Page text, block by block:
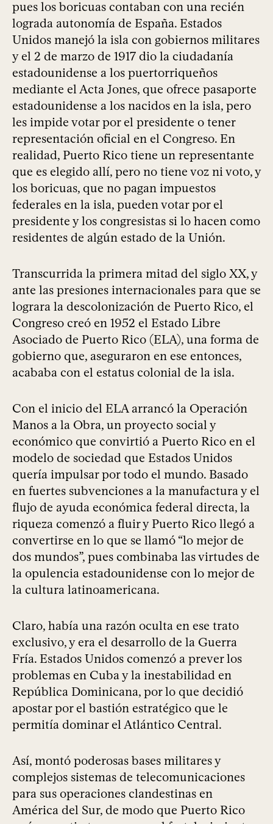
pues los boricuas contaban con una recién
lograda autonomía de España. Estados
Unidos manejó la isla con gobiernos militares
y el 2 de marzo de 1917 dio la ciudadanía
estadounidense a los puertorriqueños
mediante el Acta Jones, que ofrece pasaporte
estadounidense a los nacidos en la isla, pero
les impide votar por el presidente o tener
representación oficial en el Congreso. En
realidad, Puerto Rico tiene un representante
que es elegido allí, pero no tiene voz ni voto, y
los boricuas, que no pagan impuestos
federales en la isla, pueden votar por el
presidente y los congresistas si lo hacen como
residentes de algún estado de la Unión.
Transcurrida la primera mitad del siglo XX, y
ante las presiones internacionales para que se
lograra la descolonización de Puerto Rico, el
Congreso creó en 1952 el Estado Libre
Asociado de Puerto Rico (ELA), una forma de
gobierno que, aseguraron en ese entonces,
acababa con el estatus colonial de la isla.
Con el inicio del ELA arrancó la Operación
Manos a la Obra, un proyecto social y
económico que convirtió a Puerto Rico en el
modelo de sociedad que Estados Unidos
quería impulsar por todo el mundo. Basado
en fuertes subvenciones a la manufactura y el
flujo de ayuda económica federal directa, la
riqueza comenzó a fluir y Puerto Rico llegó a
convertirse en lo que se llamó “lo mejor de
dos mundos”, pues combinaba las virtudes de
la opulencia estadounidense con lo mejor de
la cultura latinoamericana.
Claro, había una razón oculta en ese trato
exclusivo, y era el desarrollo de la Guerra
Fría. Estados Unidos comenzó a prever los
problemas en Cuba y la inestabilidad en
República Dominicana, por lo que decidió
apostar por el bastión estratégico que le
permitía dominar el Atlántico Central.
Así, montó poderosas bases militares y
complejos sistemas de telecomunicaciones
para sus operaciones clandestinas en
América del Sur, de modo que Puerto Rico